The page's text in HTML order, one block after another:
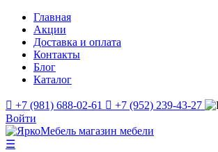
Главная
Акции
Доставка и оплата
Контакты
Блог
Каталог
+7 (981) 688-02-61
+7 (952) 239-43-27
Войти
☰